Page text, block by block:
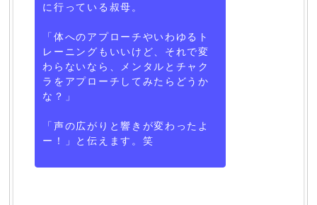
に行っている叔母。
「体へのアプローチやいわゆるト
レーニングもいいけど、それで変
わらないなら、メンタルとチャク
ラをアプローチしてみたらどうか
な？」
「声の広がりと響きが変わったよ
ー！」と伝えます。笑